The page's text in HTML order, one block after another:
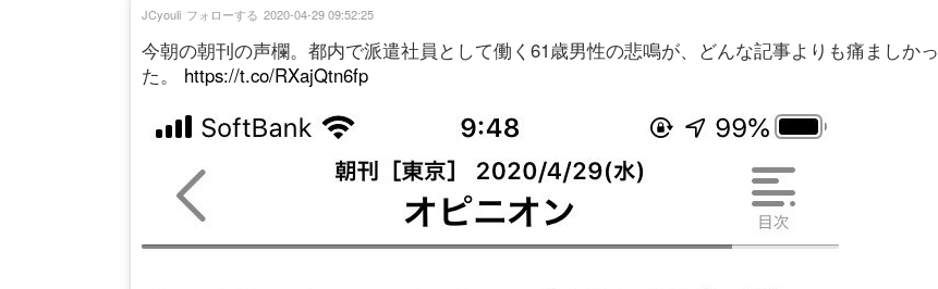
今朝の朝刊の声欄。都内で派遣社員として働く61歳男性の悲鳴が、どんな記事よりも痛ましかっ
た。 https://t.co/RXajQtn6fp
JCyouli フォローする 2020-04-29 09:52:25